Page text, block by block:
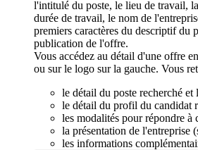
l'intitulé du poste, le lieu de travail,
durée de travail, le nom de
premiers caractères du descriptif du
publication de l'offre.
Vous accédez au détail d'une offre
ou sur le logo sur la gauche. Vous
le détail du poste recherché et
le détail du profil du candidat
les modalités pour répondre à
la présentation de l'entreprise
les informations